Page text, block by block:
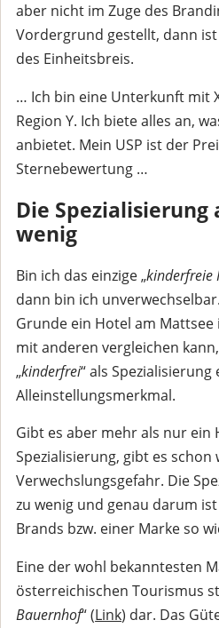
aber nicht im Zuge des
Vordergrund gestellt, dann
des Einheitsbreis.
… Ich bin eine Unterkunft mit
Region Y. Ich biete alles an,
anbietet. Mein USP ist der
Sternebewertung …
Die Spezialisierung
wenig
Bin ich das einzige „kinderfreie
dann bin ich
Grunde ein Hotel am Mattsee
mit anderen vergleichen
„kinderfrei“ als Spezialisierung
Alleinstellungsmerkmal.
Gibt es aber mehr als nur ein
Spezialisierung, gibt es schon
Verwechslungsgefahr. Die
zu wenig und genau darum
Brands bzw. einer Marke so
Eine der wohl bekanntesten
österreichischen Tourismus
Bauernhof“ (Link) dar. Das